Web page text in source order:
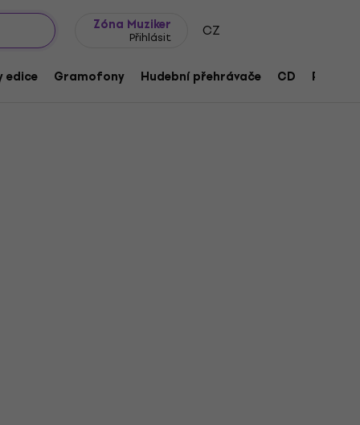
Zóna Muziker
Přihlásit CZ
edice Gramofony Hudební přehrávače CD